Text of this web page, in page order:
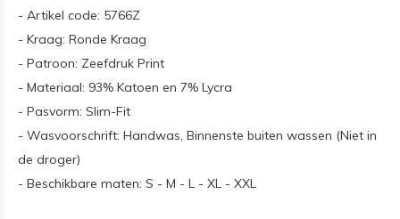
- Artikel code: 5766Z
- Kraag: Ronde Kraag
- Patroon: Zeefdruk Print
- Materiaal: 93% Katoen en 7% Lycra
- Pasvorm: Slim-Fit
- Wasvoorschrift: Handwas, Binnenste buiten wassen (Niet in
de droger)
- Beschikbare maten: S - M - L - XL - XXL